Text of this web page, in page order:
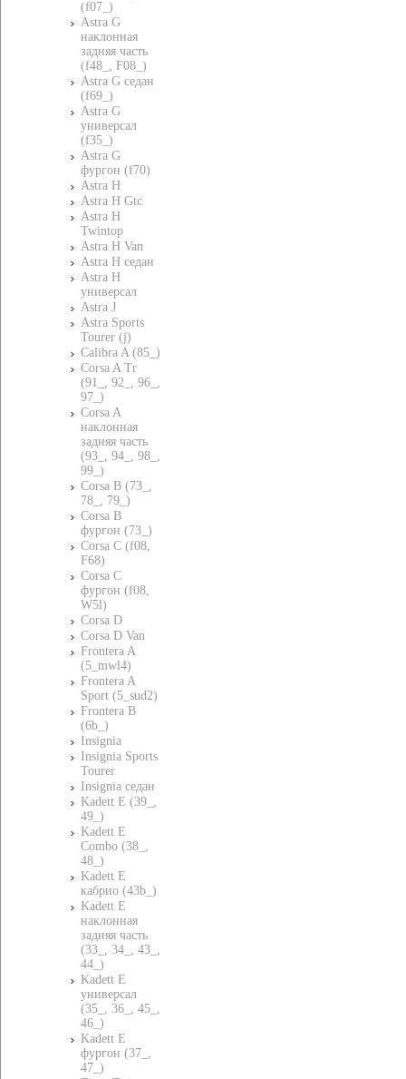
(f07_)
Astra G
наклонная
задняя часть
(f48_, F08_)
Astra G седан
(f69_)
Astra G
универсал
(f35_)
Astra G
фургон (f70)
Astra H
Astra H Gtc
Astra H
Twintop
Astra H Van
Astra H седан
Astra H
универсал
Astra J
Astra Sports
Tourer (j)
Calibra A (85_)
Corsa A Tr
(91_, 92_, 96_,
97_)
Corsa A
наклонная
задняя часть
(93_, 94_, 98_,
99_)
Corsa B (73_,
78_, 79_)
Corsa B
фургон (73_)
Corsa C (f08,
F68)
Corsa C
фургон (f08,
W5l)
Corsa D
Corsa D Van
Frontera A
(5_mwl4)
Frontera A
Sport (5_sud2)
Frontera B
(6b_)
Insignia
Insignia Sports
Tourer
Insignia седан
Kadett E (39_,
49_)
Kadett E
Combo (38_,
48_)
Kadett E
кабрио (43b_)
Kadett E
наклонная
задняя часть
(33_, 34_, 43_,
44_)
Kadett E
универсал
(35_, 36_, 45_,
46_)
Kadett E
фургон (37_,
47_)